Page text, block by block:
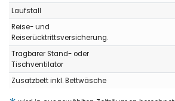
Laufstall
Reise- und
Reiserücktrittsversicherung.
Tragbarer Stand- oder
Tischventilator
Zusatzbett inkl. Bettwäsche